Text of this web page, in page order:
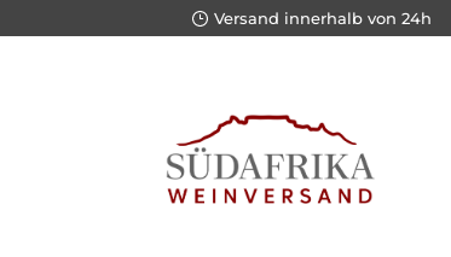
Versand innerhalb von 24h